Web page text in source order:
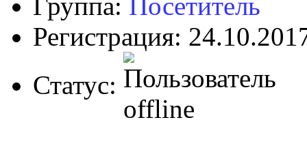
Регистрация:
Статус: